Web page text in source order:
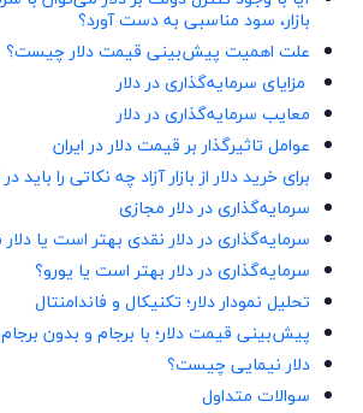
بازار، سود مناسبی به دست آورد؟
علت اهمیت پیش‌بینی قیمت دلار چیست؟
مزایای سرمایه‌گذاری در دلار
معایب سرمایه‌گذاری در دلار
عوامل تاثیرگذار بر قیمت دلار در ایران
برای خرید دلار از بازار آزاد چه نکاتی را باید
سرمایه‌گذاری در دلار مجازی
سرمایه‌گذاری در دلار نقدی بهتر است یا
سرمایه‌گذاری در دلار بهتر است یا یورو؟
تحلیل نمودار دلار؛ تکنیکال و فاندامنتال
پیش‌بینی قیمت دلار؛ با برجام و بدون برجام
دلار نیمایی چیست؟
سوالات متداول